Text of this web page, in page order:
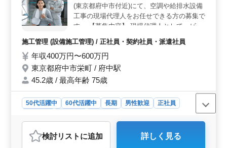
の支給や、受動喫煙対策も行われています。 ＜魅力
的なポイント＞ この職場は、施主様との直接取引を行
っており、交渉などがしやすい環境が整っています。
苦手な方でも活躍できます。リーダーシップを発揮し、
工事全体の指揮を執りたい方にも最適なポジションで
す。
(東京都府中市付近)にて、空調や給排水設備
工事の現場代理人をお任せできる方の募集で
す。 【募集内容】 現場代理人として、ビ
ル・マンションの給排水衛生設備・空気調和
設備システムの施工管理マネジメントをお任
せします。 ※数百万円の小規模改修工事か
ら、数億円規模の大型新築工事まで、 幅広
い案件を取り扱っております。 ※50代・60
容】 ・図面作成 ・品質管理 ・原価管理 ・
工程管理 など各種のマネジメントをご担当
支給いたします。 ・施工期間は、改修なら
施工管理 (設備施工管理) / 正社員・契約社員・派遣社員
年収400万円〜600万円
東京都府中市栄町 / 府中駅
45.2歳 / 最高年齢 75歳
50代活躍中 60代活躍中 長期 男性歓迎
正社員
おすすめポイント
＜幅広い案件経験を積める環境＞ 小規模改修から大型
検討リスト に追加 詳しく見る